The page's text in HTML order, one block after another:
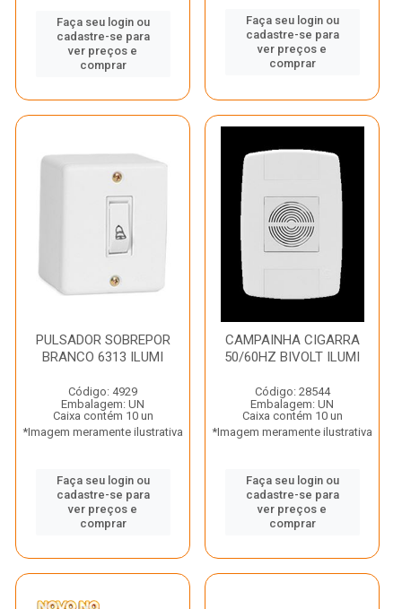
Faça seu login ou
cadastre-se para
ver preços e
comprar
Faça seu login ou
cadastre-se para
ver preços e
comprar
PULSADOR SOBREPOR
BRANCO 6313 ILUMI
Código: 4929
Embalagem: UN
Caixa contém 10 un
*Imagem meramente ilustrativa
Faça seu login ou
cadastre-se para
ver preços e
comprar
CAMPAINHA CIGARRA
50/60HZ BIVOLT ILUMI
Código: 28544
Embalagem: UN
Caixa contém 10 un
*Imagem meramente ilustrativa
Faça seu login ou
cadastre-se para
ver preços e
comprar